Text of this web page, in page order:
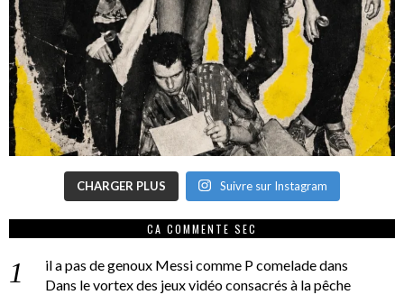
CHARGER PLUS Suivre sur Instagram
CA COMMENTE SEC
il a pas de genoux Messi comme P comeladedans
Dans le vortex des jeux vidéo consacrés à la pêche